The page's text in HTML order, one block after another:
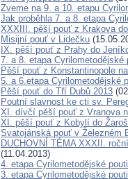
Zveme na 9. a 10. etapu
Jak proběhla 7. a 8. etapa
XXXIII. pěší pouť z Krakova
Misijní pouť v Lidečku
IX. pěší pouť z Prahy do
7. a 8. etapa Cyrilometodějské
Pěší pouť z Konstantinopole
5. a 6.etapa Cyrilometodějské
Pěší pouť do Tří Dubů 2013
Poutní slavnost ke cti sv.
XI. dívčí pěší pouť z Vranova
XI. pěší pouť z Kobylí do
Svatojánská pouť v Železném
DUCHOVNÍ TÉMA XXXII.
(11.04.2013)
4. etapa Cyrilometodějské
3. etapa Cyrilometodějské